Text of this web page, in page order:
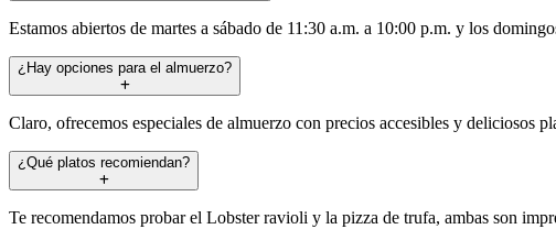
Estamos abiertos de martes a sábado de 11:30 a.m. a 10:00 p.m. y los
¿Hay opciones para el almuerzo?
Claro, ofrecemos especiales de almuerzo con precios accesibles y deliciosos
¿Qué platos recomiendan?
Te recomendamos probar el Lobster ravioli y la pizza de trufa, ambas son